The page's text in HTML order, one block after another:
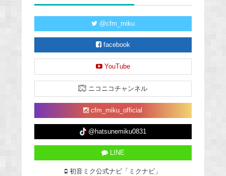
@cfm_miku
facebook
YouTube
ニコニコチャンネル
cfm_miku_official
@hatsunemiku0831
LINE
初音ミク公式ナビ「ミクナビ」